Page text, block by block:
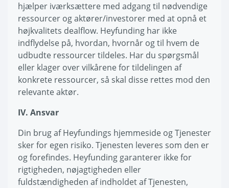
hjælper iværksættere med adgang til nødvendige
ressourcer og aktører/investorer med at opnå et
højkvalitets dealflow. Heyfunding har ikke
indflydelse på, hvordan, hvornår og til hvem de
udbudte ressourcer tildeles. Har du spørgsmål
eller klager over vilkårene for tildelingen af
konkrete ressourcer, så skal disse rettes mod den
relevante aktør.
IV. Ansvar
Din brug af Heyfundings hjemmeside og Tjenester
sker for egen risiko. Tjenesten leveres som den er
og forefindes. Heyfunding garanterer ikke for
rigtigheden, nøjagtigheden eller
fuldstændigheden af indholdet af Tjenesten,